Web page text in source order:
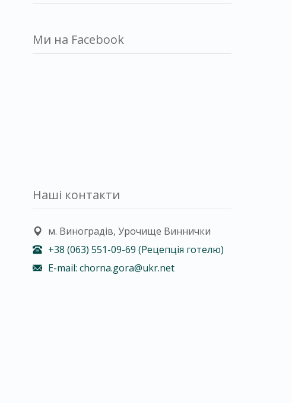
Ми на Facebook
Наші контакти
м. Виноградів, Урочище Виннички
+38 (063) 551-09-69 (Рецепція готелю)
E-mail: chorna.gora@ukr.net